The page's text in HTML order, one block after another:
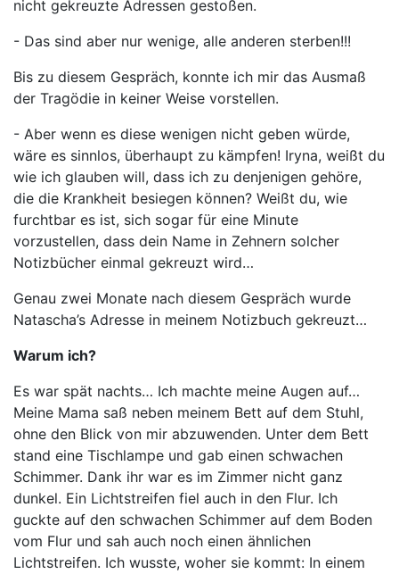
nicht gekreuzte Adressen gestoßen.
- Das sind aber nur wenige, alle anderen sterben!!!
Bis zu diesem Gespräch, konnte ich mir das Ausmaß
der Tragödie in keiner Weise vorstellen.
- Aber wenn es diese wenigen nicht geben würde,
wäre es sinnlos, überhaupt zu kämpfen! Iryna, weißt du
wie ich glauben will, dass ich zu denjenigen gehöre,
die die Krankheit besiegen können? Weißt du, wie
furchtbar es ist, sich sogar für eine Minute
vorzustellen, dass dein Name in Zehnern solcher
Notizbücher einmal gekreuzt wird…
Genau zwei Monate nach diesem Gespräch wurde
Natascha’s Adresse in meinem Notizbuch gekreuzt…
Warum ich?
Es war spät nachts… Ich machte meine Augen auf…
Meine Mama saß neben meinem Bett auf dem Stuhl,
ohne den Blick von mir abzuwenden. Unter dem Bett
stand eine Tischlampe und gab einen schwachen
Schimmer. Dank ihr war es im Zimmer nicht ganz
dunkel. Ein Lichtstreifen fiel auch in den Flur. Ich
guckte auf den schwachen Schimmer auf dem Boden
vom Flur und sah auch noch einen ähnlichen
Lichtstreifen. Ich wusste, woher sie kommt: In einem